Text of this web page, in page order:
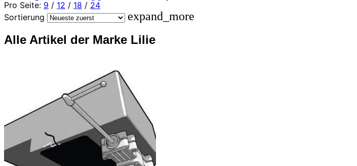
Pro Seite: 9 / 12 / 18 / 24
Sortierung
expand_more
Alle Artikel der Marke Lilie